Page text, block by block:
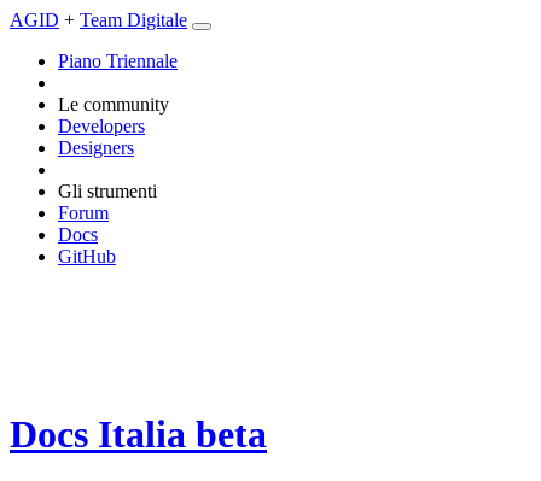
AGID + Team Digitale
Piano Triennale
Le community
Developers
Designers
Gli strumenti
Forum
Docs
GitHub
Docs Italia beta